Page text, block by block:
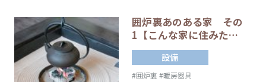
囲炉裏あのある家 その
1【こんな家に住みた…
設備
#囲炉裏 #暖房器具